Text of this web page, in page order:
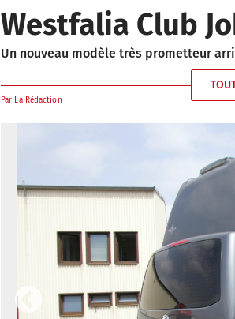
Westfalia Club
Un nouveau modèle très prometteur
Par La Rédaction